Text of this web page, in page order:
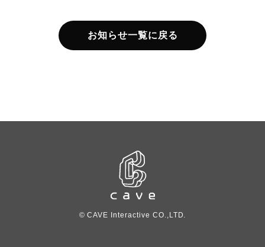
お知らせ一覧に戻る
© CAVE Interactive CO.,LTD.